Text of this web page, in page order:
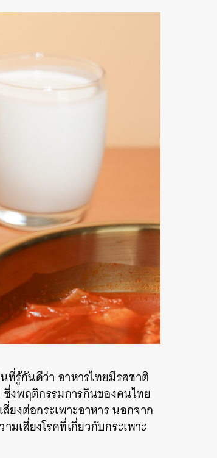
ที่รู้กันดีว่า อาหารไทยมีรสชาติ
งพฤติกรรมการกินของคนไทย
ยงต่อกระเพาะอาหาร นอกจาก
เสี่ยงโรคที่เกี่ยวกับกระเพาะ